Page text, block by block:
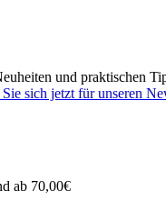
und praktischen
sich jetzt für unseren
ab 70,00€